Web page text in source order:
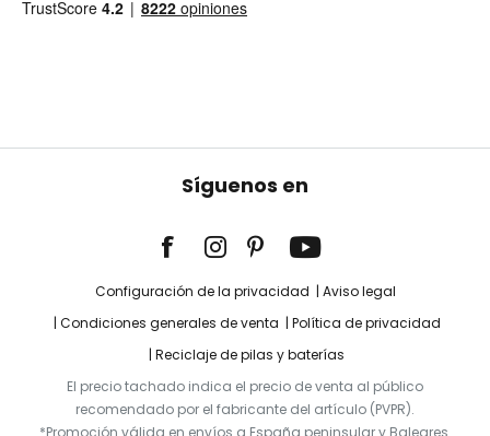
Síguenos en
Configuración de la privacidad
Aviso legal
Condiciones generales de venta
Política de privacidad
Reciclaje de pilas y baterías
El precio tachado indica el precio de venta al público
recomendado por el fabricante del artículo (PVPR).
*Promoción válida en envíos a España peninsular y Baleares.